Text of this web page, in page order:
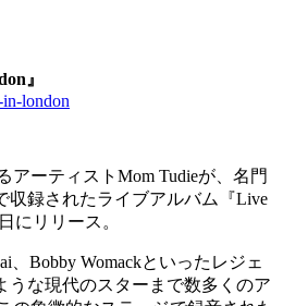
』
london
アーティストMom Tudieが、名門
収録されたライブアルバム『Live
にリリース。
、Bobby Womackといったレジェ
うな現代のスターまで数多くのア